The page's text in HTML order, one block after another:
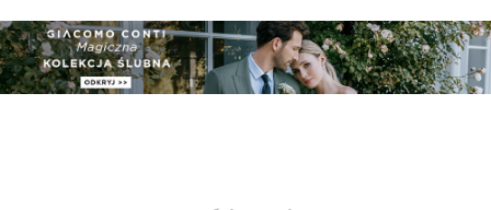
ZGŁOSZENIA